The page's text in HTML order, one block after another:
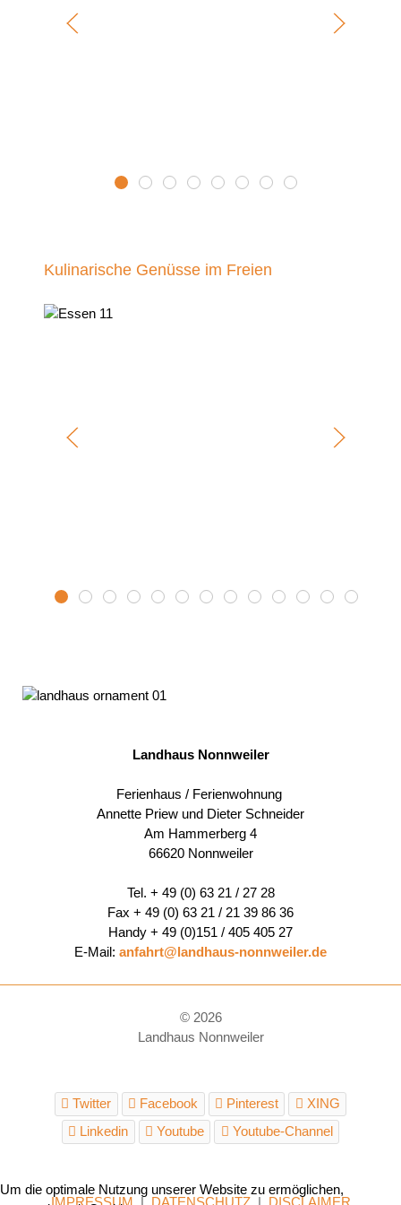
Landhaus Winter 3
Landhaus Winter 8
Landhaus Winter 6
Landhaus Winter 4
Landhaus Winter 5
Landhaus Winter 1
Landhaus Winter 2
Landhaus
Kulinarische Genüsse im Freien
Essen 11Essen 9Essen 5Essen 6Essen 12Essen 13Essen 8Essen 3Essen 4Essen 2Essen 7
Essen 1Essen
Landhaus Nonnweiler
Ferienhaus / Ferienwohnung
Annette Priew und Dieter Schneider
Am Hammerberg 4
66620 Nonnweiler
Tel. + 49 (0) 63 21 / 27 28
Fax + 49 (0) 63 21 / 21 39 86 36
Handy + 49 (0)151 / 405 405 27
E-Mail: anfahrt@landhaus-nonnweiler.de
© 2026
Landhaus Nonnweiler
Twitter Facebook Pinterest
XING
Linkedin
Youtube Youtube-Channel
IMPRESSUM | DATENSCHUTZ| DISCLAIMER
Um die optimale Nutzung unserer Website zu ermöglichen,